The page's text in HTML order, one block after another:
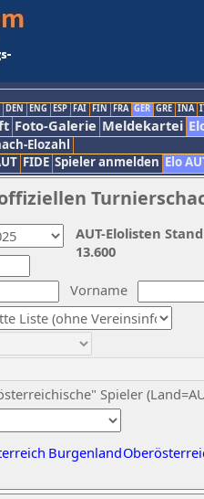
DEN ENG ESP FAI FIN FRA GER GRE INA
Foto-Galerie Meldekartei
Elozahl
FIDE Spieler anmelden Elo
Vorname
Spieler
Burgenland
AUT-Elolisten
13.600